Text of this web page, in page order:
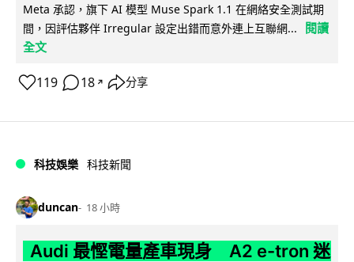
Meta 承認，旗下 AI 模型 Muse Spark 1.1 在網絡安全測試期
間，因評估夥伴 Irregular 設定出錯而意外連上互聯網...
閱讀
全文
119 18 ↗ 分享
科技娛樂 科技新聞
duncan 18 小時
Audi 最慳電量產車現身 A2 e-tron 迷